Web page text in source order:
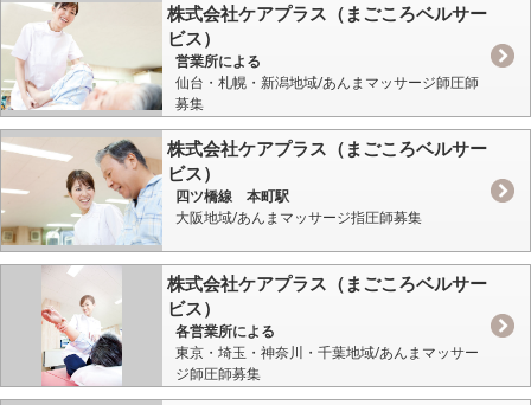
株式会社ケアプラス（まごころベルサー
ビス）
営業所による
仙台・札幌・新潟地域/あんまマッサージ師圧師
募集
株式会社ケアプラス（まごころベルサー
ビス）
四ツ橋線 本町駅
大阪地域/あんまマッサージ指圧師募集
株式会社ケアプラス（まごころベルサー
ビス）
各営業所による
東京・埼玉・神奈川・千葉地域/あんまマッサー
ジ師圧師募集